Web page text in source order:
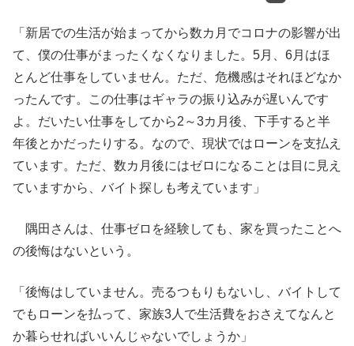
「新居での生活が始まってから数カ月でコロナの影響が出
て、僕の仕事がまったくなくなりました。5月、6月はほ
とんど仕事をしていません。ただ、危機感はそれほどなか
ったんです。この仕事はギャラの振り込みが遅いんです
よ。だいたい仕事をしてから2～3カ月後、下手すると半
年後とかだったりする。なので、現状ではローンを支払え
ています。ただ、数カ月後にはゼロになることは目に見え
ていますから、バイト探しも考えています」
隅田さんは、仕事ゼロを経験しても、家を買ったことへ
の後悔はないという。
「後悔はしていません。売るつもりもないし、バイトして
でもローンを払って、家族3人で生活費をおさえてなんと
か暮らせればいいんじゃないでしょうか」